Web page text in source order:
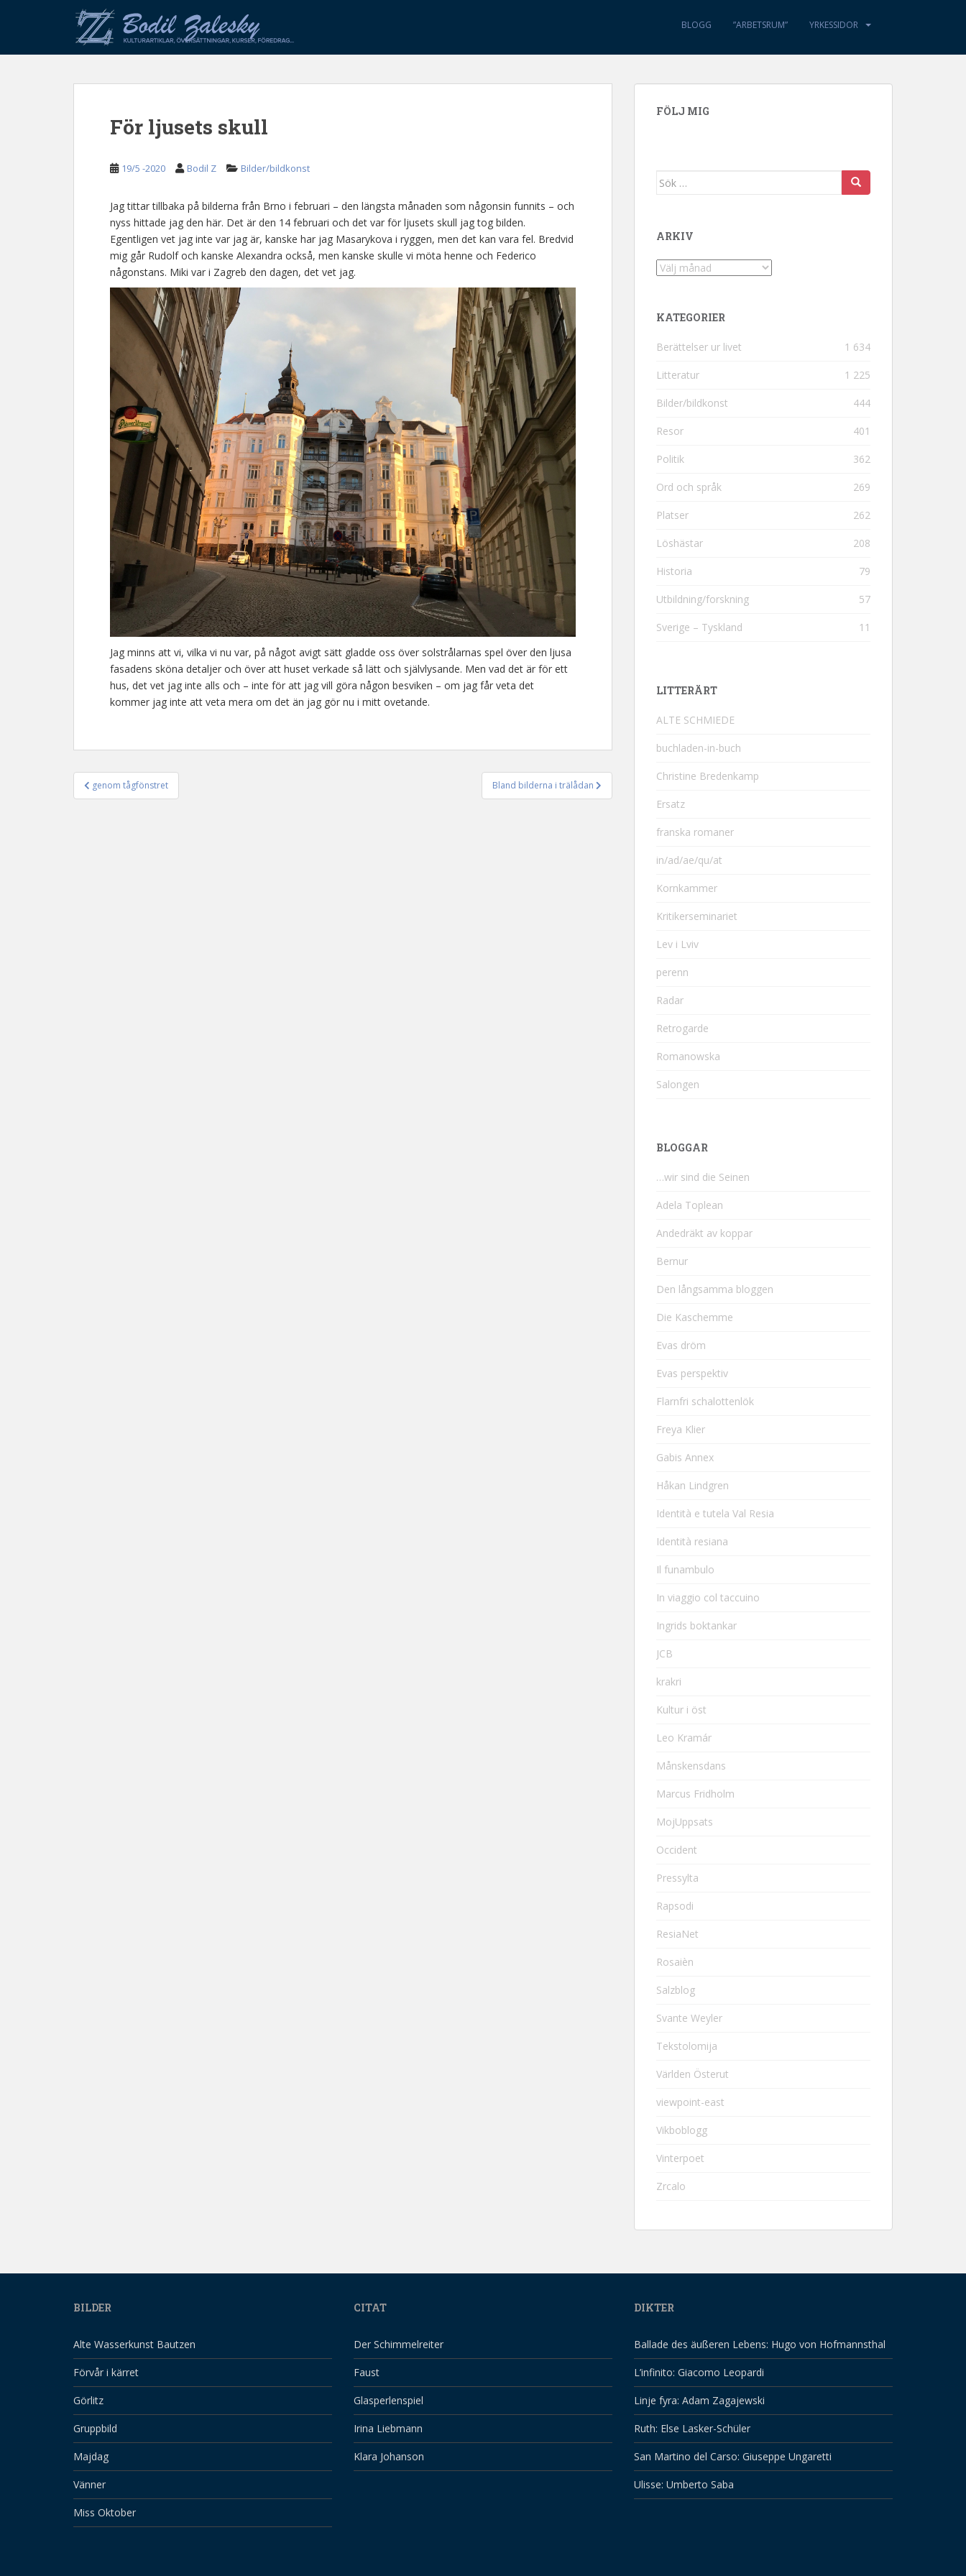
p
BLOGG ”ARBETSRUM” YRKESSIDOR
För ljusets skull
19/5 -2020 Bodil Z Bilder/bildkonst
Jag tittar tillbaka på bilderna från Brno i februari – den längsta månaden som någonsin funnits – och
nyss hittade jag den här. Det är den 14 februari och det var för ljusets skull jag tog bilden.
Egentligen vet jag inte var jag är, kanske har jag Masarykova i ryggen, men det kan vara fel. Bredvid
mig går Rudolf och kanske Alexandra också, men kanske skulle vi möta henne och Federico
någonstans. Miki var i Zagreb den dagen, det vet jag.
Jag minns att vi, vilka vi nu var, på något avigt sätt gladde oss över solstrålarnas spel över den ljusa
fasadens sköna detaljer och över att huset verkade så lätt och självlysande. Men vad det är för ett
hus, det vet jag inte alls och – inte för att jag vill göra någon besviken – om jag får veta det
kommer jag inte att veta mera om det än jag gör nu i mitt ovetande.
Inläggsnavigering
genom tågfönstret Bland bilderna i trälådan
FÖLJ MIG
Sök efter:
ARKIV
Arkiv
KATEGORIER
Berättelser ur livet 1 634
Litteratur 1 225
Bilder/bildkonst 444
Resor 401
Politik 362
Ord och språk 269
Platser 262
Löshästar 208
Historia 79
Utbildning/forskning 57
Sverige – Tyskland 11
LITTERÄRT
ALTE SCHMIEDE
buchladen-in-buch
Christine Bredenkamp
Ersatz
franska romaner
in/ad/ae/qu/at
Kornkammer
Kritikerseminariet
Lev i Lviv
perenn
Radar
Retrogarde
Romanowska
Salongen
BLOGGAR
…wir sind die Seinen
Adela Toplean
Andedräkt av koppar
Bernur
Den långsamma bloggen
Die Kaschemme
Evas dröm
Evas perspektiv
Flarnfri schalottenlök
Freya Klier
Gabis Annex
Håkan Lindgren
Identità e tutela Val Resia
Identità resiana
Il funambulo
In viaggio col taccuino
Ingrids boktankar
JCB
krakri
Kultur i öst
Leo Kramár
Månskensdans
Marcus Fridholm
MojUppsats
Occident
Pressylta
Rapsodi
ResiaNet
Rosaièn
Salzblog
Svante Weyler
Tekstolomija
Världen Österut
viewpoint-east
Vikboblogg
Vinterpoet
Zrcalo
BILDER
Alte Wasserkunst Bautzen
Förvår i kärret
Görlitz
Gruppbild
Majdag
Vänner
Miss Oktober
CITAT
Der Schimmelreiter
Faust
Glasperlenspiel
Irina Liebmann
Klara Johanson
DIKTER
Ballade des äußeren Lebens: Hugo von Hofmannsthal
L’infinito: Giacomo Leopardi
Linje fyra: Adam Zagajewski
Ruth: Else Lasker-Schüler
San Martino del Carso: Giuseppe Ungaretti
Ulisse: Umberto Saba